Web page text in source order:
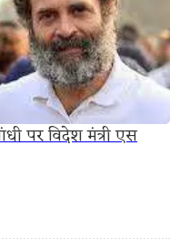
पर विदेश मंत्री एस